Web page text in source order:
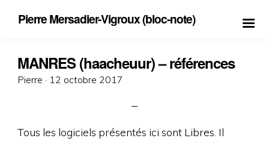
Pierre Mersadier-Vigroux (bloc-note)
MANRES (haacheuur) – références
Pierre · Posted
12 octobre 2017
Tous les logiciels présentés ici sont Libres. Il